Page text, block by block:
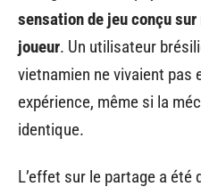
sensation de jeu conçu
joueur. Un utilisateur
vietnamien ne vivaient pas
expérience, même si la
identique.
L’effet sur le partage a été